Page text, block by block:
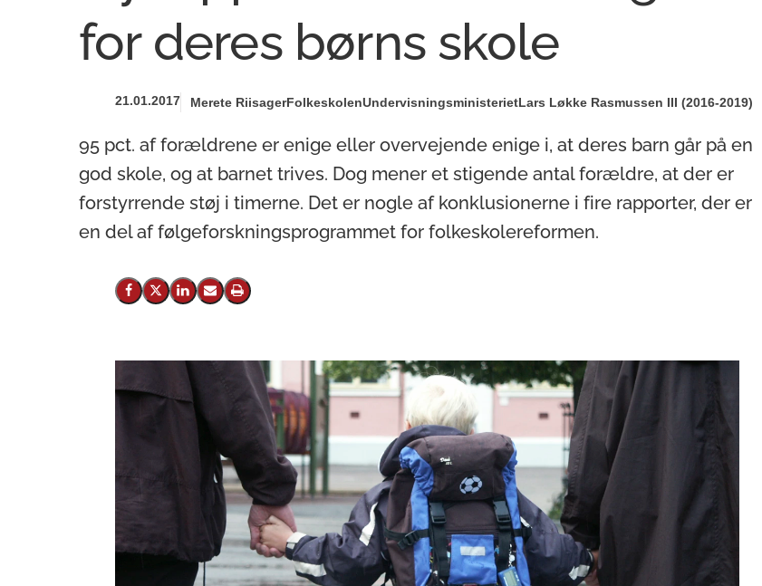
for deres børns skole
21.01.2017 Merete RiisagerFolkeskolenUndervisningsministerietLars Løkke Rasmussen III (2016-2019)
95 pct. af forældrene er enige eller overvejende enige i, at deres barn går på en
god skole, og at barnet trives. Dog mener et stigende antal forældre, at der er
forstyrrende støj i timerne. Det er nogle af konklusionerne i fire rapporter, der er
en del af følgeforskningsprogrammet for folkeskolereformen.
Del på Facebook
Del på X (Twitter)
Del på LinkedIn
Send email
Print